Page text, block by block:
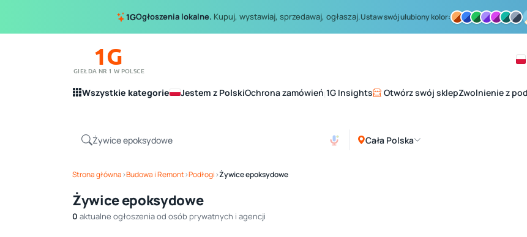
1GOgłoszenia lokalne. Kupuj, wystawiaj, sprzedawaj, ogłaszaj.Ustaw swój ulubiony kolor:
1G
GIEŁDA NR 1 W POLSCE
Wszystkie kategorie Jestem z PolskiOchrona zamówień 1G Insights Otwórz swój sklepZwolnienie z
Cała Polska
Strona główna›Budowa i Remont›Podłogi›Żywice epoksydowe
Żywice epoksydowe
0 aktualne ogłoszenia od osób prywatnych i agencji